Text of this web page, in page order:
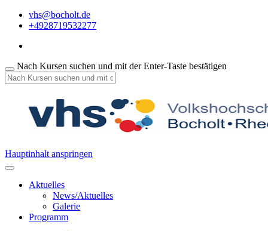
vhs@bocholt.de
+4928719532277
Nach Kursen suchen und mit der Enter-Taste bestätigen
Hauptinhalt anspringen
Aktuelles
News/Aktuelles
Galerie
Programm